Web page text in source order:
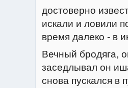
достоверно
искали и ловили
время далеко - в
Вечный бродяга,
заседлывал он
снова пускался в